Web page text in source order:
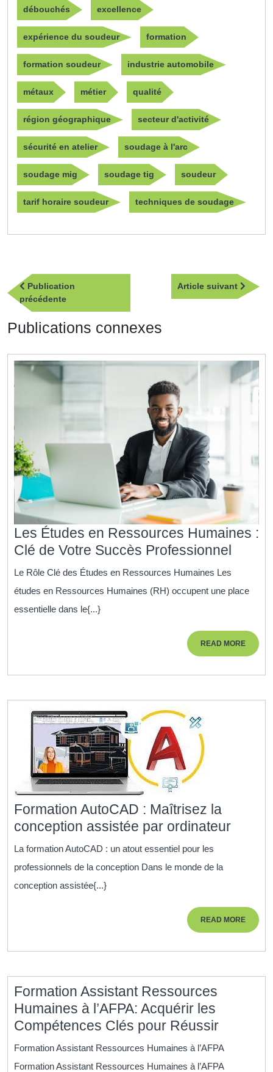
débouchés excellence
expérience du soudeur formation
formation soudeur industrie automobile
métaux métier qualité
région géographique secteur d'activité
sécurité en atelier soudage à l'arc
soudage mig soudage tig soudeur
tarif horaire soudeur techniques de soudage
Navigation
de
l’article
Publication
précédentePublication
précédente
Article suivant
Article
Publications connexes
Les Études en Ressources Humaines :
Clé de Votre Succès Professionnel
en
:
Clé
Le Rôle Clé des Études en Ressources Humaines Les
études en Ressources Humaines (RH) occupent une place
essentielle dans le{...}
READ MOREREAD
MORE
Formation AutoCAD : Maîtrisez la
conception assistée par ordinateur
La formation AutoCAD : un atout essentiel pour les
professionnels de la conception Dans le monde de la
conception assistée{...}
READ MOREREAD
MORE
Formation Assistant Ressources
Humaines à l’AFPA: Acquérir les
Compétences Clés pour Réussir
Formation Assistant Ressources Humaines à l’AFPA
Formation Assistant Ressources Humaines à l’AFPA